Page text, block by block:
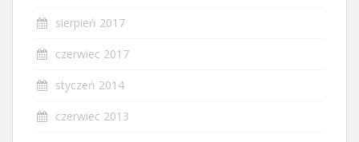
sierpień 2017
czerwiec 2017
styczeń 2014
czerwiec 2013